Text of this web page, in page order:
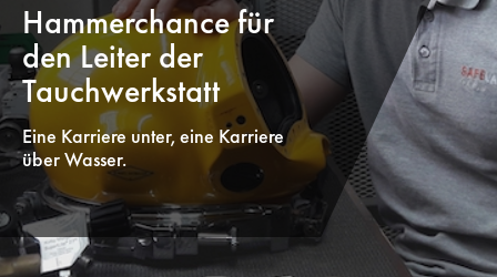
Hammerchance für
den Leiter der
Tauchwerkstatt
Eine Karriere unter, eine Karriere
über Wasser.